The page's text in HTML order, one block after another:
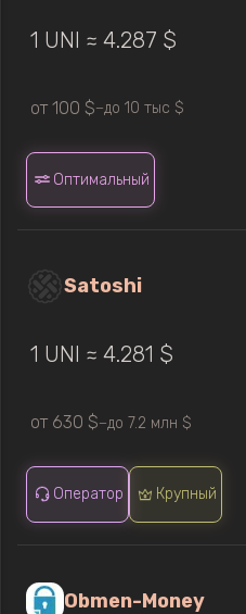
1 UNI ≈ 4.287 $
от 100 $—до 10 тыс $
Оптимальный
Satoshi
1 UNI ≈ 4.281 $
от 630 $—до 7.2 млн $
Оператор Крупный
Obmen-Money